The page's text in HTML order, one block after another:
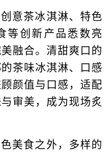
意茶冰淇淋、特色
等创新产品悉数亮
融合。清甜爽口的
茶味冰淇淋、口感
颜值与口感，适配
审美，成为现场炙
美食之外，多样的